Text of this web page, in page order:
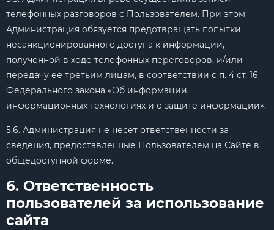
телефонных разговоров с Пользователем. При этом
Администрация обязуется предотвращать попытки
несанкционированного доступа к информации,
полученной в ходе телефонных переговоров, и/или
передачу ее третьим лицам, в соответствии с п. 4 ст. 16
Федерального закона «Об информации,
информационных технологиях и о защите информации».
5.6. Администрация не несет ответственности за
сведения, предоставленные Пользователем на Сайте в
общедоступной форме.
6. Ответственность
пользователей за использование
сайта